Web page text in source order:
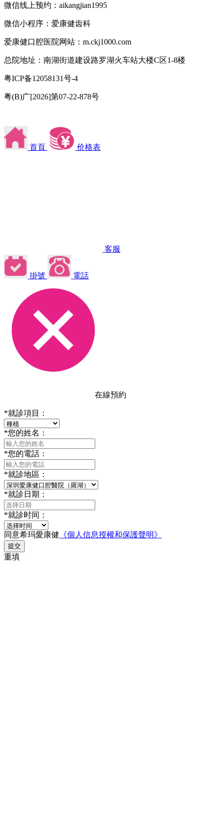
微信线上预约：aikangjian1995
微信小程序：爱康健齿科
爱康健口腔医院网站：m.ckj1000.com
总院地址：南湖街道建设路罗湖火车站大楼C区1-8楼
粤ICP备12058131号-4
粤(B)广[2026]第07-22-878号
首頁 价格表
客服
掛號 電話
在線預約
*就診項目：
*您的姓名：
*您的電話：
*就診地區：
*就診日期：
*就診时间：
同意希玛愛康健 《個人信息授權和保護聲明》
提交
重填